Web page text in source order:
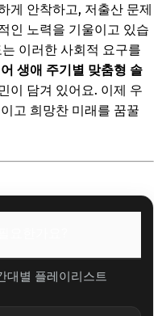
꿀팁
한가요?
수 있나요?
있나요?
게 안착하고, 저출산 문제
인 노력을 기울이고 있습
이러한 사회적 요구를
생애 주기별 맞춤형 솔
이 담겨 있어요. 이제 우
고 희망찬 미래를 꿈꿀
대별 플레이리스트